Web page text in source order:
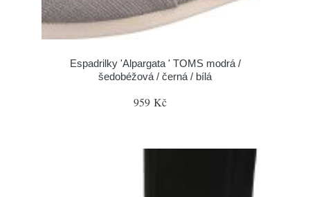
Espadrilky 'Alpargata ' TOMS modrá /
šedobéžová / černá / bílá
959 Kč